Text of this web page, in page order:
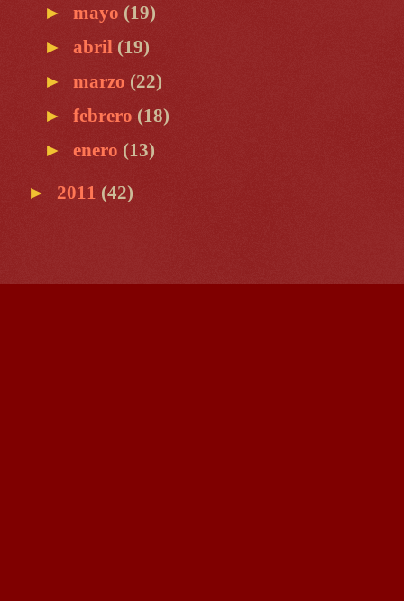
► mayo (19)
► abril (19)
► marzo (22)
► febrero (18)
► enero (13)
► 2011 (42)